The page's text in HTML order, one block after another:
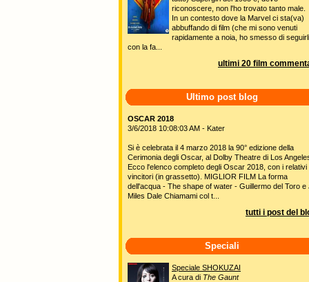
riconoscere, non l'ho trovato tanto male.
In un contesto dove la Marvel ci sta(va)
abbuffando di film (che mi sono venuti
rapidamente a noia, ho smesso di seguirli
con la fa...
ultimi 20 film
Ultimo post blog
OSCAR 2018
3/6/2018 10:08:03 AM - Kater
Si è celebrata il 4 marzo 2018 la 90° edizione della
Cerimonia degli Oscar, al Dolby Theatre di Los
Ecco l'elenco completo degli Oscar 2018, con i relativi
vincitori (in grassetto). MIGLIOR FILM La forma
dell'acqua - The shape of water - Guillermo del Toro e
Miles Dale Chiamami col t...
tutti i post del
Speciali
Speciale SHOKUZAI
A cura di The Gaunt